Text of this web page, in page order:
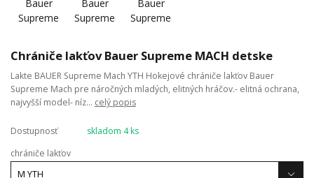
Chrániče lakťov Bauer Supreme MACH detske
Lakte BAUER Supreme Mach YTH Hokejové chrániče lakťov Bauer
Supreme Mach pre náročných mladých, elitných hráčov.- elitná ochrana,
najvyšší model- níz... celý popis
Dostupnosť
skladom 4 ks
chrániče lakťov